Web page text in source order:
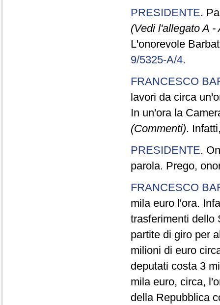
PRESIDENTE.
(Vedi l'allegato A
L'onorevole
9/5325-A/4.
FRANCESCO
lavori da circa
In un'ora la
(Commenti).
PRESIDENTE.
parola. Prego,
FRANCESCO
mila euro l'ora.
trasferimenti dello
partite di giro per
milioni di euro
deputati costa 3
mila euro, circa,
della Repubblica